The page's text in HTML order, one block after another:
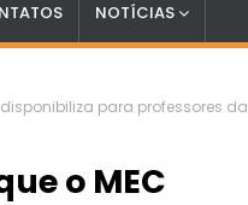
NOTÍCIAS
para professores da
o MEC